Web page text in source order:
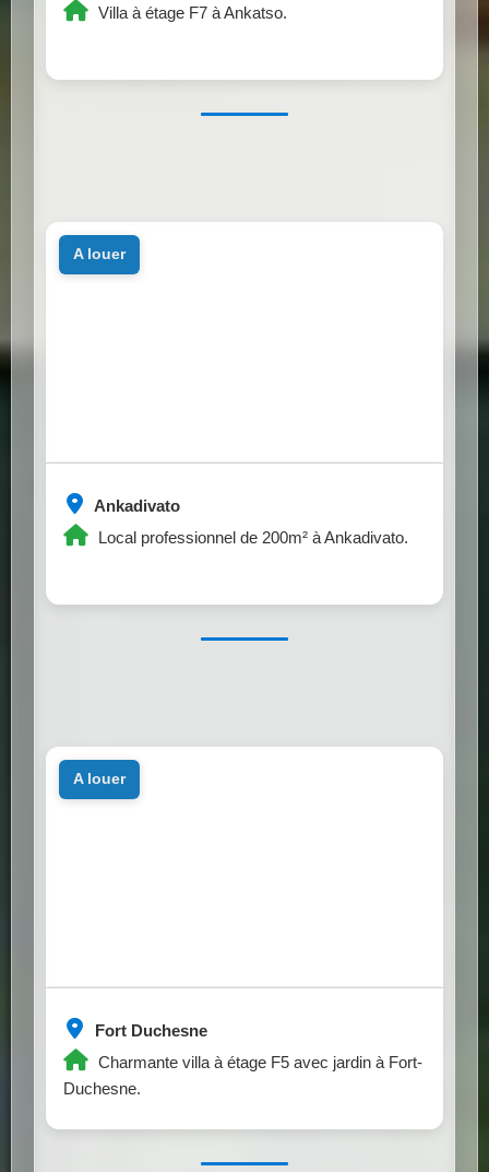
Villa à étage F7 à Ankatso.
Ankadivato
Local professionnel de 200m² à Ankadivato.
a louer
Fort Duchesne
Charmante villa à étage F5 avec jardin à Fort-
Duchesne.
a louer